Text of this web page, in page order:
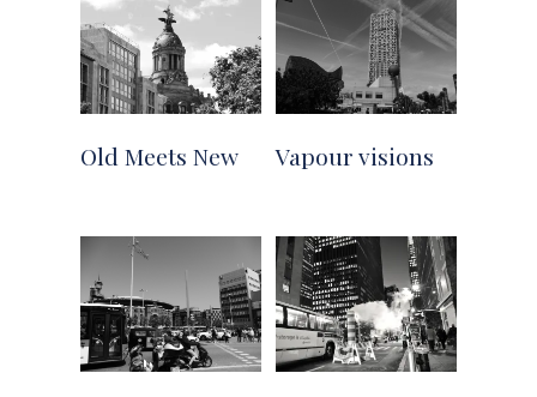
latest
Old Meets New Vapour visions